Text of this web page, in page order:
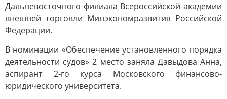
Дальневосточного филиала Всероссийской академии
внешней торговли Минэкономразвития Российской
Федерации.
В номинации «Обеспечение установленного порядка
деятельности судов» 2 место заняла Давыдова Анна,
аспирант 2-го курса Московского финансово-
юридического университета.